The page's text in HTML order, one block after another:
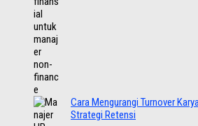
Cara Mengurangi Turnover
Strategi Retensi